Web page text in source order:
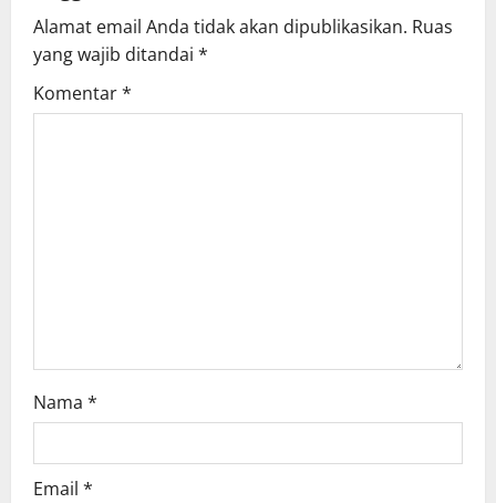
i
g
Alamat email Anda tidak akan dipublikasikan. Ruas
yang wajib ditandai *
Komentar*
Nama *
Email *